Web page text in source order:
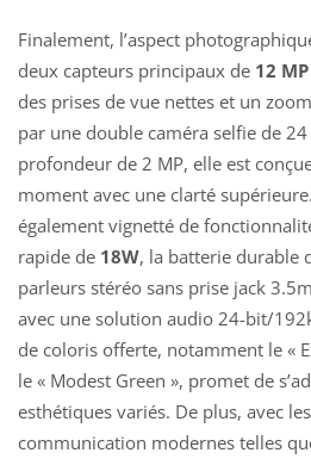
Finalement, l’aspect
deux capteurs principaux de 12 MP
des prises de vue nettes et un
par une double caméra selfie de
profondeur de 2 MP, elle est
moment avec une clarté
également vignetté de
rapide de 18W, la batterie durable
parleurs stéréo sans prise jack
avec une solution audio 24-bit/
de coloris offerte, notamment le «
le « Modest Green », promet de
esthétiques variés. De plus, avec
communication modernes telles